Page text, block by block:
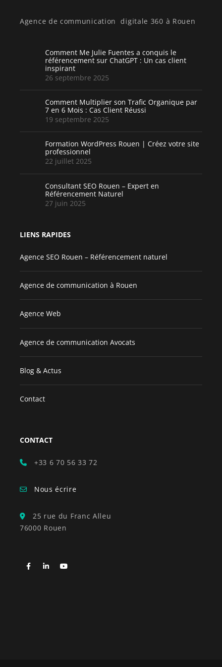
Agence de communication digitale 360 à Rouen
Comment Me Julie Fuentes a conquis le
référencement sur ChatGPT : Un cas client
inspirant
26 septembre 2025
Comment Multiplier son Trafic Organique par
7 en 6 Mois : Cas Client Réussi
19 septembre 2025
Formation WordPress Rouen | Créez votre site
professionnel
22 juillet 2025
Consultant SEO Rouen – Expert en
Référencement Naturel
27 juin 2025
LIENS RAPIDES
Agence SEO Rouen – Référencement naturel
Agence de communication à Rouen
Agence Web
Agence de communication Avocats
Blog & Actus
Contact
CONTACT
+33 6 70 56 33 72
Nous écrire
25 rue du Franc Alleu
76000 Rouen